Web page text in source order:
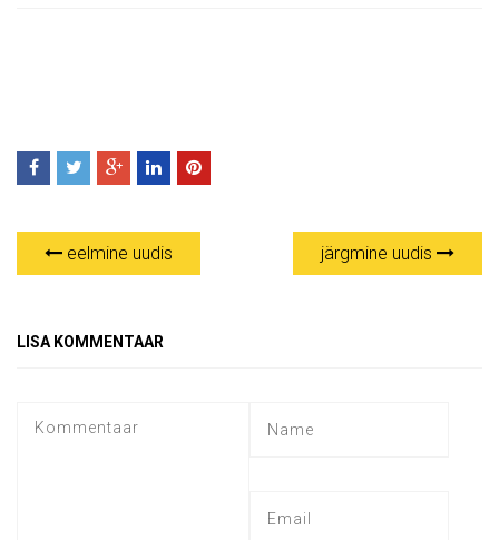
eelmine uudis järgmine uudis
LISA KOMMENTAAR